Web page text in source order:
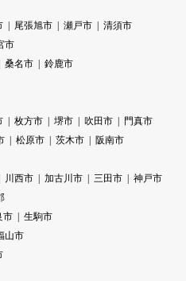
尾張旭市 瀬戸市
清須市
市
桑名市
鈴鹿市
枚方市 堺市 吹田市
門真市
松原市 茨木市
阪南市
川西市 加古川市 三田市
神戸市
市
生駒市
山市